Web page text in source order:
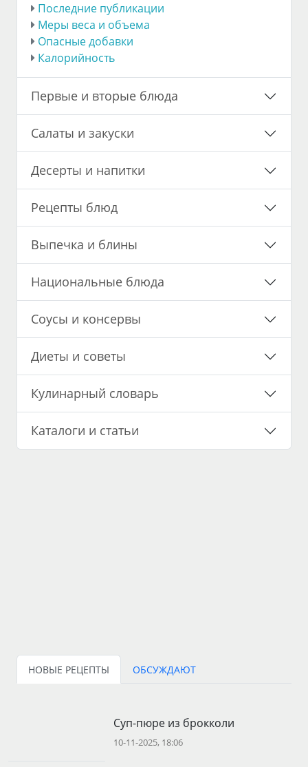
Последние публикации
Меры веса и объема
Опасные добавки
Калорийность
Первые и вторые блюда
Салаты и закуски
Десерты и напитки
Рецепты блюд
Выпечка и блины
Национальные блюда
Соусы и консервы
Диеты и советы
Кулинарный словарь
Каталоги и статьи
НОВЫЕ РЕЦЕПТЫ ОБСУЖДАЮТ
Суп-пюре из брокколи
10-11-2025, 18:06